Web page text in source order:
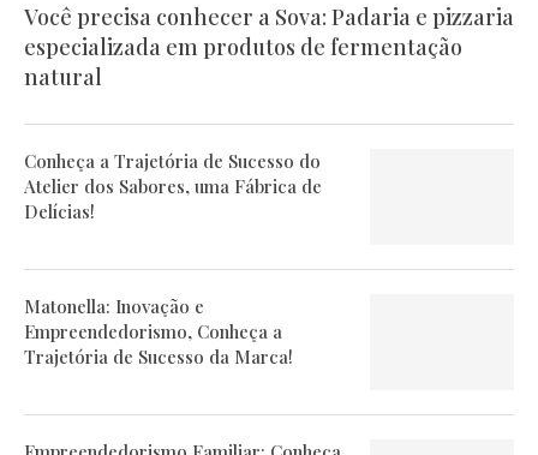
Você precisa conhecer a Sova: Padaria e pizzaria
especializada em produtos de fermentação
natural
Conheça a Trajetória de Sucesso do
Atelier dos Sabores, uma Fábrica de
Delícias!
Matonella: Inovação e
Empreendedorismo, Conheça a
Trajetória de Sucesso da Marca!